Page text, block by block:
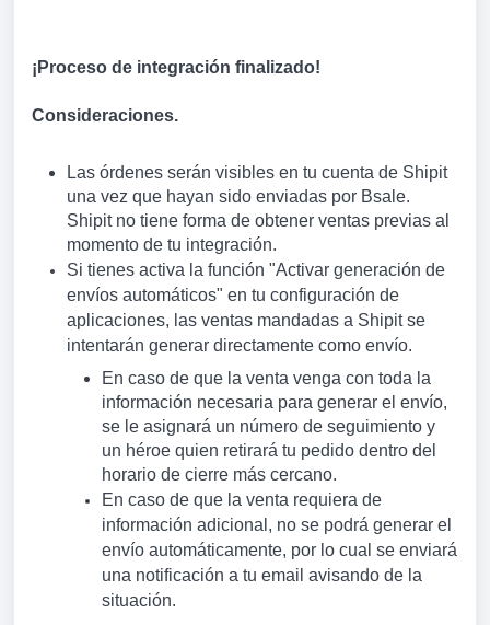
¡Proceso de integración finalizado!
Consideraciones.
Las órdenes serán visibles en tu cuenta de Shipit
una vez que hayan sido enviadas por Bsale.
Shipit no tiene forma de obtener ventas previas al
momento de tu integración.
Si tienes activa la función "Activar generación de
envíos automáticos" en tu configuración de
aplicaciones, las ventas mandadas a Shipit se
intentarán generar directamente como envío.
En caso de que la venta venga con toda la
información necesaria para generar el envío,
se le asignará un número de seguimiento y
un héroe quien retirará tu pedido dentro del
horario de cierre más cercano.
En caso de que la venta requiera de
información adicional, no se podrá generar el
envío automáticamente, por lo cual se enviará
una notificación a tu email avisando de la
situación.